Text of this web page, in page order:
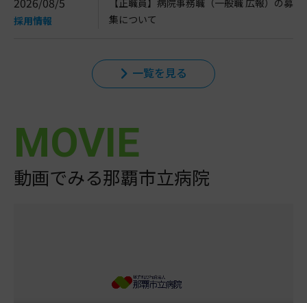
採用情報
集について
一覧を見る
MOVIE
動画でみる那覇市立病院